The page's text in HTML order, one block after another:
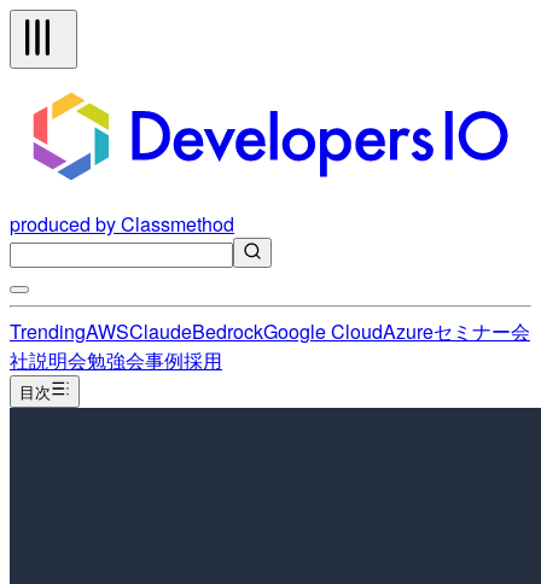
produced by Classmethod
TrendingAWSClaudeBedrockGoogle CloudAzureセミナー会
社説明会勉強会事例採用
目次